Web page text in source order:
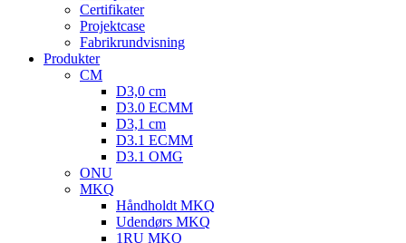
Certifikater
Projektcase
Fabrikrundvisning
Produkter
CM
D3,0 cm
D3.0 ECMM
D3,1 cm
D3.1 ECMM
D3.1 OMG
ONU
MKQ
Håndholdt MKQ
Udendørs MKQ
1RU MKQ